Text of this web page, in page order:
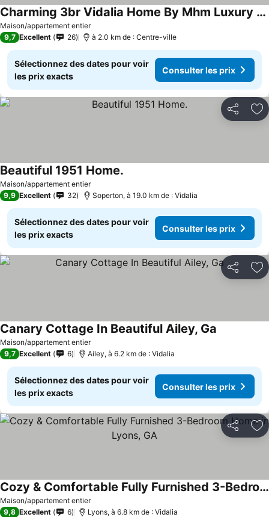
Maison/appartement entier
Charming 3br Vidalia Home By Mhm Luxury Properties
9,7 Excellent 26 à 2.0 km de : Centre-ville
Sélectionnez des dates pour voir
les prix exacts
Consulter les prix
Partager
Maison/appartement entier
Beautiful 1951 Home.
9,9 Excellent 32 Soperton, à 19.0 km de : Vidalia
Sélectionnez des dates pour voir
les prix exacts
Consulter les prix
Partager
Maison/appartement entier
Canary Cottage In Beautiful Ailey, Ga
9,7 Excellent 6 Ailey, à 6.2 km de : Vidalia
Sélectionnez des dates pour voir
les prix exacts
Consulter les prix
Partager
Maison/appartement entier
Cozy & Comfortable Fully Furnished 3-Bedroom Home in Lyons, GA
9,8 Excellent 6 Lyons, à 6.8 km de : Vidalia